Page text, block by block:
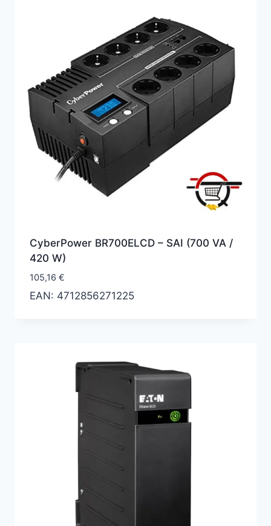
alto
CyberPower BR700ELCD – SAI (700 VA /
420 W)
105,16 €
EAN: 4712856271225